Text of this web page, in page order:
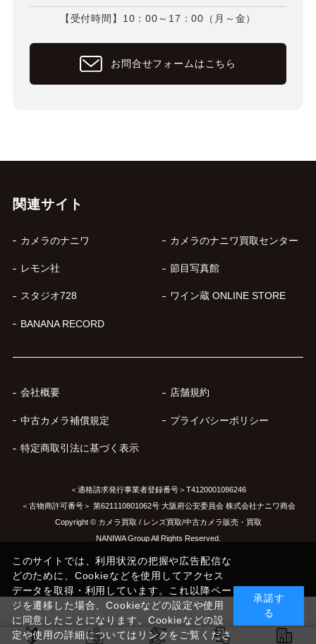
【受付時間】10：00～17：00（月～金）
お問合せフォームはこちら
関連サイト
カメラのナニワ カメラのナニワ買取センター
レモン社 節目写真館
スタジオ728 ワイン蔵 ONLINE STORE
BANANA RECORD
会社概要 店舗規約
中古カメラ補償規定 プライバシーポリシー
特定商取引法に基づく表示
＜適格請求発行事業者登録番号＞T4120001086246
＜古物商許可番号＞ 第621110801062号 大阪府公安委員会 株式会社ナニワ商会
Copyright © カメラ買取 / レンズ買取/中古カメラ販売・買取
NANIWA Group All Rights Reserved.
このサイトでは、利用状況の把握や広告配信な
どのために、Cookieなどを使用してアクセス
データを取得・利用しています。これ以降ペー
ジを遷移した場合、Cookieなどの設定や使用
に同意したことになります。Cookieなどの設
定や使用の詳細についてはリンクをご覧くださ
承諾す
る